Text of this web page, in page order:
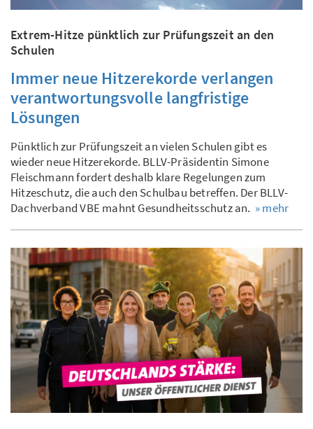
Extrem-Hitze pünktlich zur Prüfungszeit an den
Schulen
Immer neue Hitzerekorde verlangen
verantwortungsvolle langfristige
Lösungen
Pünktlich zur Prüfungszeit an vielen Schulen gibt es
wieder neue Hitzerekorde. BLLV-Präsidentin Simone
Fleischmann fordert deshalb klare Regelungen zum
Hitzeschutz, die auch den Schulbau betreffen. Der BLLV-
Dachverband VBE mahnt Gesundheitsschutz an. » mehr